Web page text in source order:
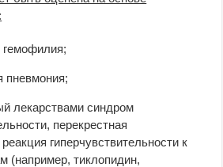
гемофилия;
пневмония;
лекарствами синдром
перекрестная
гиперчувствительности к
(например, тиклопидин,